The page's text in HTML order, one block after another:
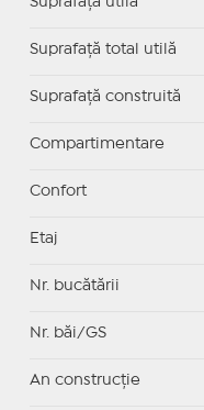
Suprafaţă total utilă
Suprafaţă construită
Compartimentare
Confort
Etaj
Nr. bucătării
Nr. băi/GS
An construcție